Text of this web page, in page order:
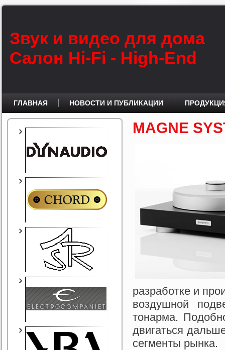
Звук и видео для дома
Салон Hi-Fi - High-End
ГЛАВНАЯ НОВОСТИ И ПУБЛИКАЦИИ
MAGNE
разработке и
воздушной
тонарма.
двигаться
сегменты рынка.